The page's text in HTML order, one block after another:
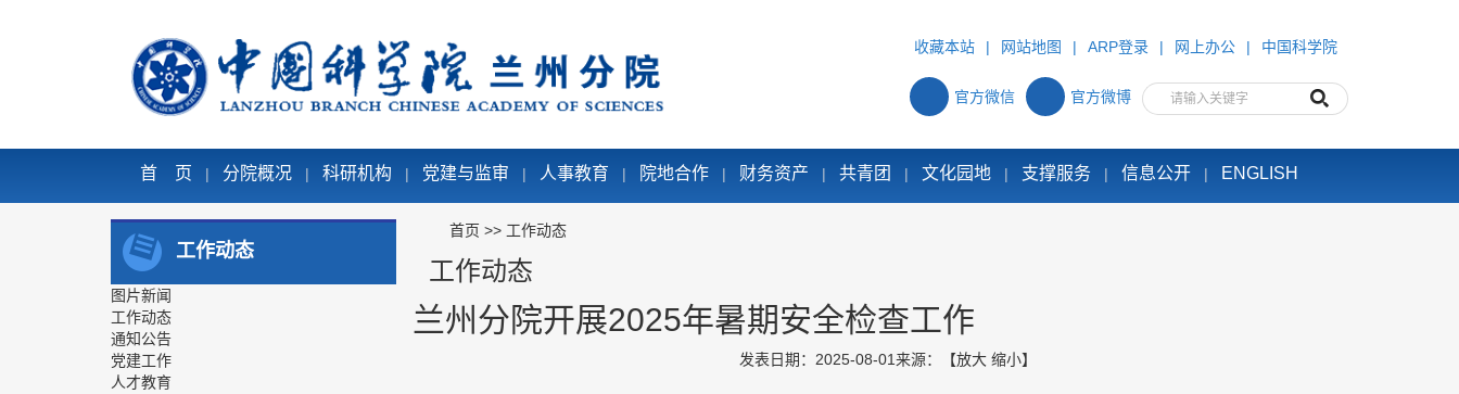
收藏本站 | 网站地图 | ARP登录 | 网上办公 | 中国科学院
官方微信 官方微博
首 页 | 分院概况 | 科研机构 | 党建与监审 | 人事教育 | 院地合作 | 财务资产 | 共青团 | 文化园地 | 支撑服务 | 信息公开 | ENGLISH
工作动态
图片新闻
工作动态
通知公告
党建工作
人才教育
首页 >> 工作动态
工作动态
兰州分院开展2025年暑期安全检查工作
发表日期：2025-08-01来源： 【放大 缩小】